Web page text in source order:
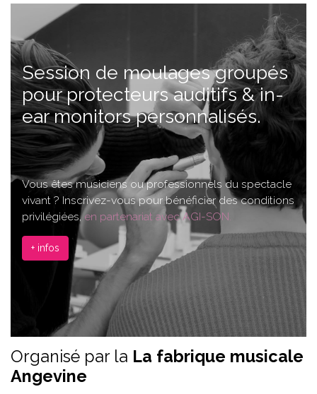
Session de moulages groupés
pour protecteurs auditifs & in-
ear monitors personnalisés.
Vous êtes musiciens ou professionnels du spectacle
vivant ? Inscrivez-vous pour bénéficier des conditions
privilégiées,en partenariat avec AGI-SON.
+ infos
Organisé par la La fabrique musicale
Angevine